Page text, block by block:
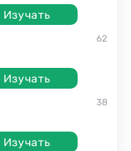
Изучать
Изучать
62
Изучать
38